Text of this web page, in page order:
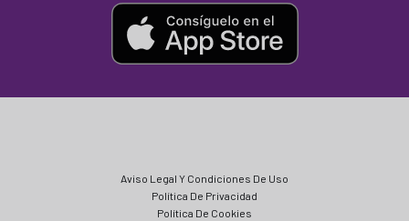
Aviso Legal Y Condiciones De Uso
Política De Privacidad
Política De Cookies